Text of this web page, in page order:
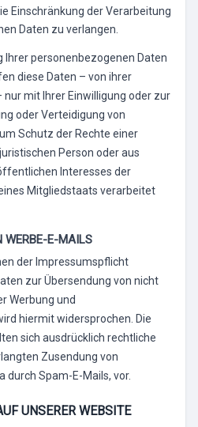
Einschränkung der Verarbeitung
Daten zu verlangen.
Ihrer personenbezogenen Daten
diese Daten – von ihrer
mit Ihrer Einwilligung oder zur
oder Verteidigung von
Schutz der Rechte einer
Person oder aus
Interesses der
Mitgliedstaats verarbeitet
WERBE-E-MAILS
der Impressumspflicht
zur Übersendung von nicht
Werbung und
hiermit widersprochen. Die
sich ausdrücklich rechtliche
Zusendung von
Spam-E-Mails, vor.
UNSERER WEBSITE